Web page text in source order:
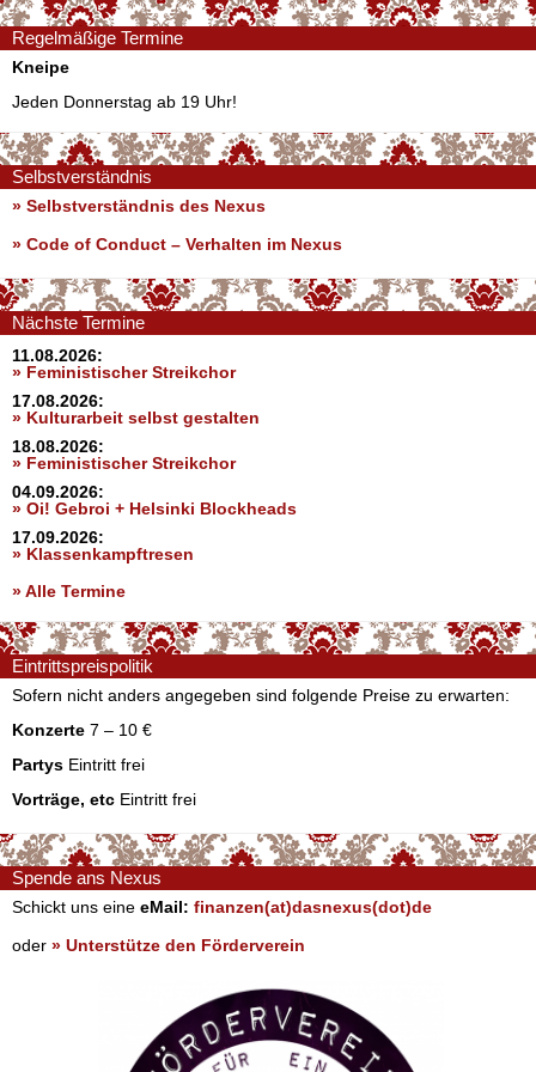
Regelmäßige Termine
Kneipe
Jeden Donnerstag ab 19 Uhr!
Selbstverständnis
» Selbstverständnis des Nexus
» Code of Conduct – Verhalten im Nexus
Nächste Termine
11.08.2026:
» Feministischer Streikchor
17.08.2026:
» Kulturarbeit selbst gestalten
18.08.2026:
» Feministischer Streikchor
04.09.2026:
» Oi! Gebroi + Helsinki Blockheads
17.09.2026:
» Klassenkampftresen
» Alle Termine
Eintrittspreispolitik
Sofern nicht anders angegeben sind folgende Preise zu erwarten:
Konzerte 7 – 10 €
Partys Eintritt frei
Vorträge, etc Eintritt frei
Spende ans Nexus
Schickt uns eine eMail: finanzen(at)dasnexus(dot)de
oder » Unterstütze den Förderverein